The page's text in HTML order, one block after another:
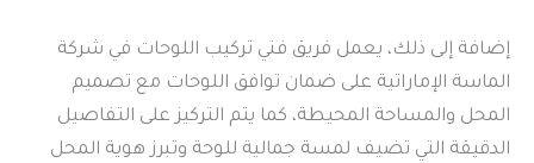
إضافة إلى ذلك، يعمل فريق فني تركيب اللوحات في شركة
الماسة الإماراتية على ضمان توافق اللوحات مع تصميم
المحل والمساحة المحيطة، كما يتم التركيز على التفاصيل
الدقيقة التي تضيف لمسة جمالية للوحة وتبرز هوية المحل